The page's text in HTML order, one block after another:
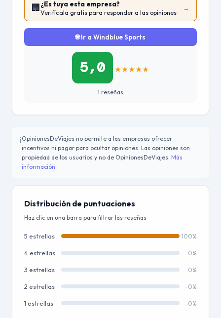
🏢¿Es tuya esta empresa?
Verifícala gratis para responder a las opiniones
→
🌐 Ir a Windblue Sports
5,0 ★★★★★
1 reseñas
ℹ️OpinionesDeViajes no permite a las empresas ofrecer
incentivos ni pagar para ocultar opiniones. Las opiniones son
propiedad de los usuarios y no de OpinionesDeViajes. Más
información
Distribución de puntuaciones
Haz clic en una barra para filtrar las reseñas
5 estrellas 100%
4 estrellas 0%
3 estrellas 0%
2 estrellas 0%
1 estrellas 0%